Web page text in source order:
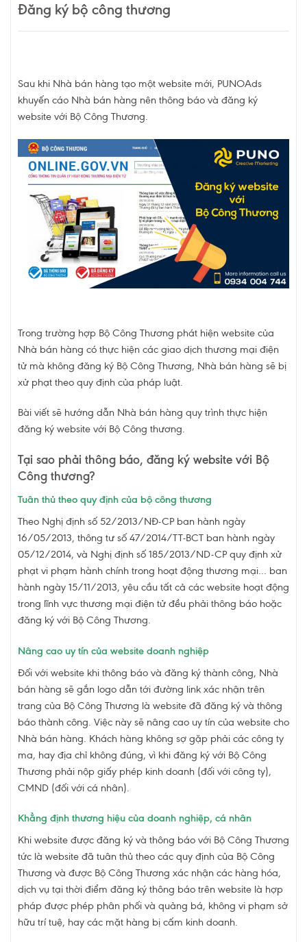
Đăng ký bộ công thương
Sau khi Nhà bán hàng tạo một website mới, PUNOAds
khuyến cáo Nhà bán hàng nên thông báo và đăng ký
website với Bộ Công Thương.
Trong trường hợp Bộ Công Thương phát hiện website của
Nhà bán hàng có thực hiện các giao dịch thương mại điện
tử mà không đăng ký Bộ Công Thương, Nhà bán hàng sẽ bị
xử phạt theo quy định của pháp luật.
Bài viết sẽ hướng dẫn Nhà bán hàng quy trình thực hiện
đăng ký website với Bộ Công thương.
Tại sao phải thông báo, đăng ký website với Bộ
Công thương?
Tuân thủ theo quy định của bộ công thương
Theo Nghị định số 52/2013/NĐ-CP ban hành ngày
16/05/2013, thông tư số 47/2014/TT-BCT ban hành ngày
05/12/2014, và Nghị định số 185/2013/ND-CP quy định xử
phạt vi phạm hành chính trong hoạt động thương mại… ban
hành ngày 15/11/2013, yêu cầu tất cả các website hoạt động
trong lĩnh vực thương mại điện tử đều phải thông báo hoặc
đăng ký với Bộ Công Thương.
Nâng cao uy tín của website doanh nghiệp
Đối với website khi thông báo và đăng ký thành công, Nhà
bán hàng sẽ gắn logo dẫn tới đường link xác nhận trên
trang của Bộ Công Thương là website đã đăng ký và thông
báo thành công. Việc này sẽ nâng cao uy tín của website cho
Nhà bán hàng. Khách hàng không sợ gặp phải các công ty
ma, hay địa chỉ không đúng, vì khi đăng ký với Bộ Công
Thương phải nộp giấy phép kinh doanh (đối với công ty),
CMND (đối với cá nhân).
Khẳng định thương hiệu của doanh nghiệp, cá nhân
Khi website được đăng ký và thông báo với Bộ Công Thương
tức là website đã tuân thủ theo các quy định của Bộ Công
Thương và được Bộ Công Thương xác nhận các hàng hóa,
dịch vụ tại thời điểm đăng ký thông báo trên website là hợp
pháp được phép phân phối và quảng bá, không vi phạm sở
hữu trí tuệ, hay các mặt hàng bị cấm kinh doanh.